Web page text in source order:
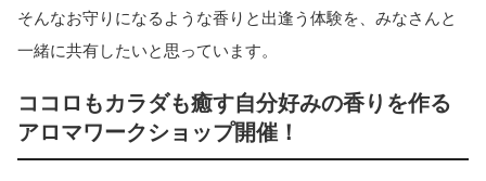
そんなお守りになるような香りと出逢う体験を、みなさんと
一緒に共有したいと思っています。
ココロもカラダも癒す自分好みの香りを作る
アロマワークショップ開催！